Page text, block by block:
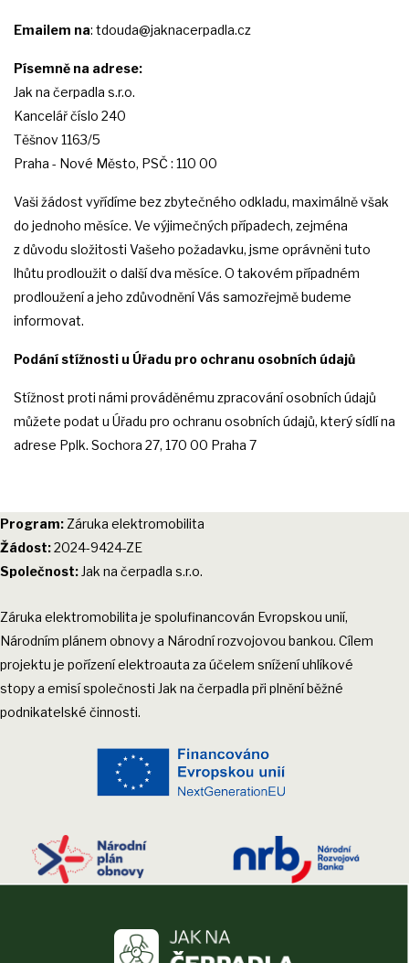
Emailem na: tdouda@jaknacerpadla.cz
Písemně na adrese:
Jak na čerpadla s.r.o.
Kancelář číslo 240
Těšnov 1163/5
Praha - Nové Město, PSČ : 110 00
Vaši žádost vyřídíme bez zbytečného odkladu, maximálně však
do jednoho měsíce. Ve výjimečných případech, zejména
z důvodu složitosti Vašeho požadavku, jsme oprávněni tuto
lhůtu prodloužit o další dva měsíce. O takovém případném
prodloužení a jeho zdůvodnění Vás samozřejmě budeme
informovat.
Podání stížnosti u Úřadu pro ochranu osobních údajů
Stížnost proti námi prováděnému zpracování osobních údajů
můžete podat u Úřadu pro ochranu osobních údajů, který sídlí na
adrese Pplk. Sochora 27, 170 00 Praha 7
Program: Záruka elektromobilita
Žádost:2024-9424-ZE
Společnost: Jak na čerpadla s.r.o.
Záruka elektromobilita je spolufinancován Evropskou unií,
Národním plánem obnovy a Národní rozvojovou bankou. Cílem
projektu je pořízení elektroauta za účelem snížení uhlíkové
stopy a emisí společnosti Jak na čerpadla při plnění běžné
podnikatelské činnosti.